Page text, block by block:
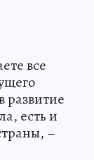
все
развитие
есть и
–